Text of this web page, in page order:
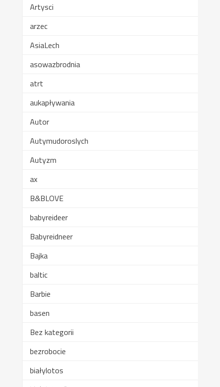
Artysci
arzec
AsiaLech
asowazbrodnia
atrt
aukapływania
Autor
Autymudoroslych
Autyzm
ax
B&BLOVE
babyreideer
Babyreidneer
Bajka
baltic
Barbie
basen
Bez kategorii
bezrobocie
białylotos